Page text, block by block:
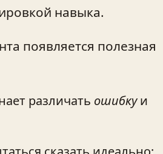
навыка.
появляется полезная
различать ошибкуи